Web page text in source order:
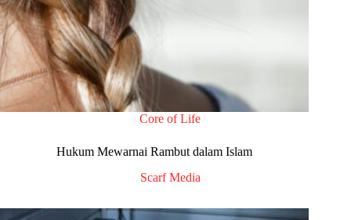
Core of Life
Hukum Mewarnai Rambut dalam Islam
Scarf Media